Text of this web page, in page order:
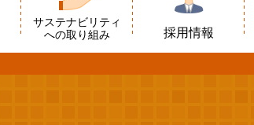
サステナビリティ
への取り組み
採用情報